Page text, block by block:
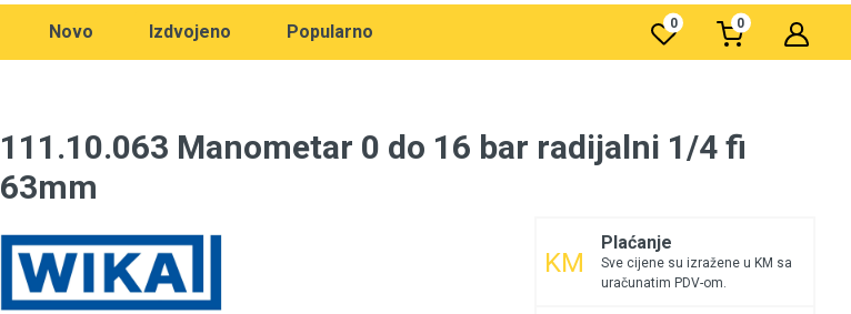
Novo Izdvojeno Popularno 0 0
111.10.063 Manometar 0 do 16 bar radijalni 1/4 fi
63mm
Plaćanje
Sve cijene su izražene u KM sa
uračunatim PDV-om.